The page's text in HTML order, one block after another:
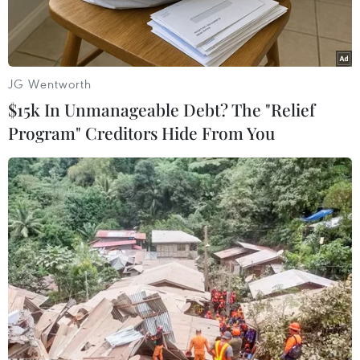
Theothống kê của BCG, Internet chiếm tới 8,3%
trong nền kinh tế của Anh, đây là tỷ lệ lớn nhất
trong tất cả những nước nằm trong G20 của
Trong năm 2010, “hệ thống kinh tế Internet”
của Anh có giá trị 121 tỷ bảng Anh, tương
đương 2.000 bảng Anh mỗi người.
Thành tích này cao hơn các mảng chăm sóc sức
khỏe, xây dựng hay giáo dục tại quốc gia Tây
Bắc Âu này.
Bên cạnh đó, Anh cũng là nước có lượng bán lẻ
trực tuyến vượt trội so với các nền kinh tế hàng
JG Wentworth
$15k In Unmanageable Debt? The "Relief
Program" Creditors Hide From You